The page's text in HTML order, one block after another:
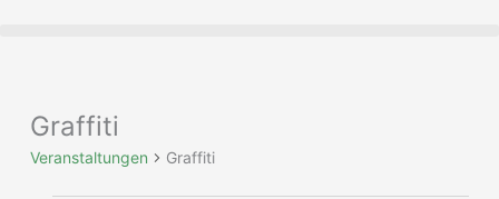
Graffiti
Veranstaltungen Graffiti
Veranstaltungen